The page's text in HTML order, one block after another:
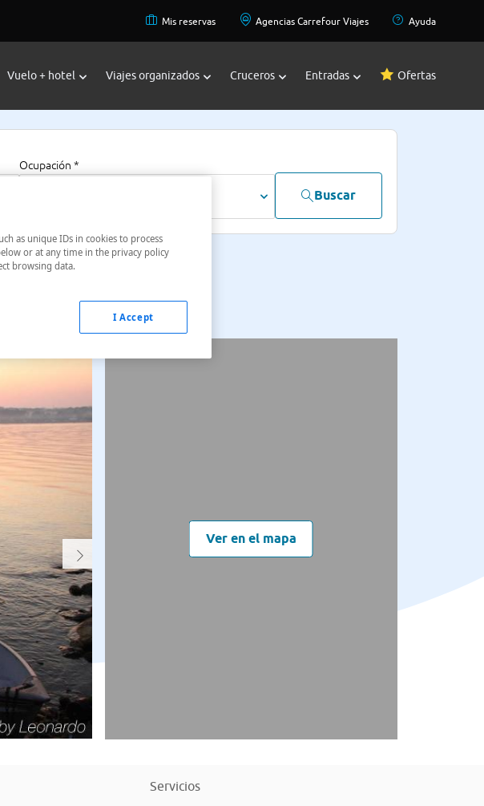
Mis reservas Agencias Carrefour Viajes Ayuda
Vuelo + hotel Viajes organizados Cruceros Entradas Ofertas
Ocupación *
Buscar
Ver en el mapa
Servicios
as unique IDs in cookies to process
or at any time in the privacy policy
browsing data.
I Accept